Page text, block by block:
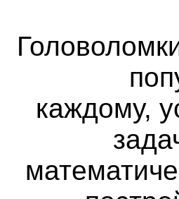
каждому,